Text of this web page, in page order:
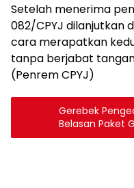
Setelah menerima
082/CPYJ dilanjutkan
cara merapatkan
tanpa berjabat
(Penrem CPYJ)
Gerebek
Belasan Paket